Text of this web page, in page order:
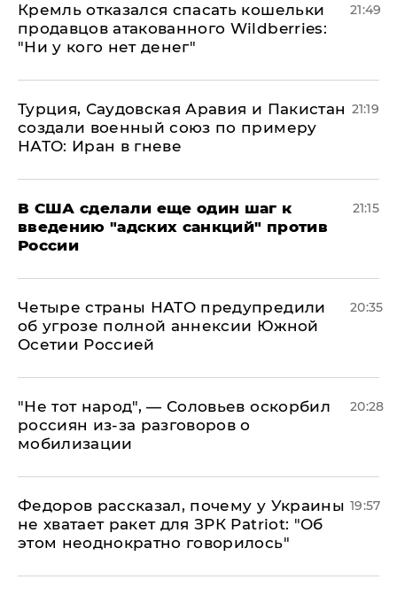
Кремль отказался спасать кошельки
продавцов атакованного Wildberries:
"Ни у кого нет денег"
21:49
Турция, Саудовская Аравия и Пакистан
создали военный союз по примеру
НАТО: Иран в гневе
21:19
В США сделали еще один шаг к
введению "адских санкций" против
России
21:15
Четыре страны НАТО предупредили
об угрозе полной аннексии Южной
Осетии Россией
20:35
​"Не тот народ", — Соловьев оскорбил
россиян из-за разговоров о
мобилизации
20:28
Федоров рассказал, почему у Украины
не хватает ракет для ЗРК Patriot: "Об
этом неоднократно говорилось"
19:57